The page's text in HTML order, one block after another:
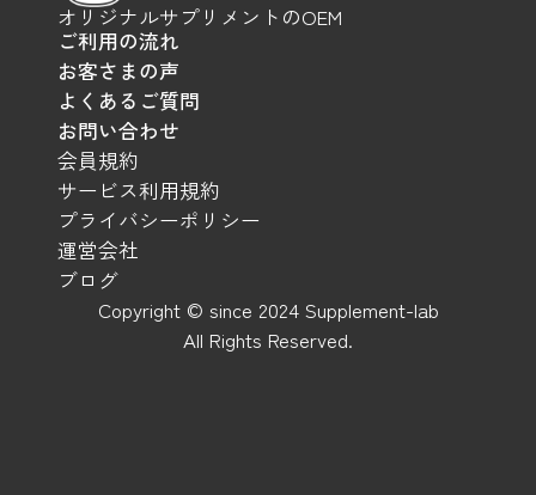
オリジナルサプリメントのOEM
ご利用の流れ
お客さまの声
よくあるご質問
お問い合わせ
会員規約
サービス利用規約
プライバシーポリシー
運営会社
ブログ
Copyright © since 2024 Supplement-lab
All Rights Reserved.